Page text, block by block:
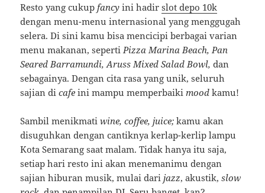
Resto yang cukup fancy ini hadirslot depo 10k
dengan menu-menu internasional yang menggugah
selera. Di sini kamu bisa mencicipi berbagai varian
menu makanan, seperti Pizza Marina Beach, Pan
Seared Barramundi, Aruss Mixed Salad Bowl, dan
sebagainya. Dengan cita rasa yang unik, seluruh
sajian dicafe ini mampu memperbaiki mood kamu!
Sambil menikmatiwine, coffee, juice;kamu akan
disuguhkan dengan cantiknya kerlap-kerlip lampu
Kota Semarang saat malam. Tidak hanya itu saja,
setiap hari resto ini akan menemanimu dengan
sajian hiburan musik, mulai dari jazz, akustik,slow